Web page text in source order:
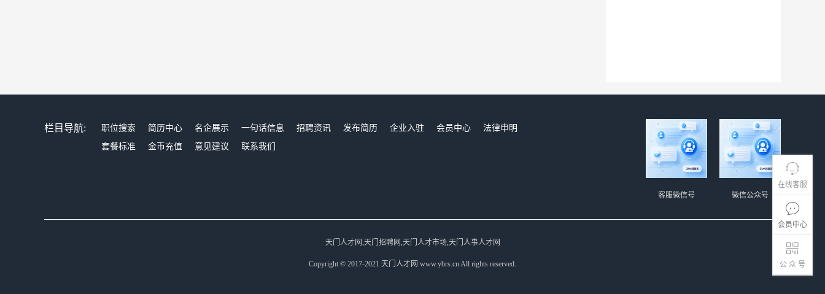
在线客服
会员中心
公 众 号
栏目导航: 职位搜索 简历中心 名企展示 一句话信息 招聘资讯 发布简历 企业入驻 会员中心
法律申明
套餐标准
金币充值 意见建议 联系我们
微信公众号
客服微信号
天门人才网,天门招聘网,天门人才市场,天门人事人才网
Copyright © 2017-2021 天门人才网 www.ybrs.cn All rights reserved.